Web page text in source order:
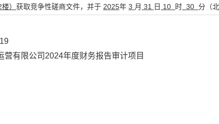
） 获取竞争性磋商文件，并于 2025年 3 月 31 日 10 时 30 分（
营有限公司2024年度财务报告审计项目